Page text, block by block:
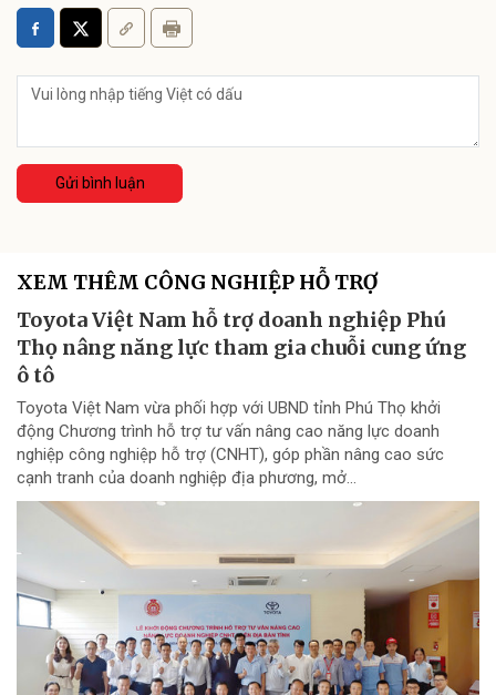
Gửi bình luận
XEM THÊM CÔNG NGHIỆP HỖ TRỢ
Toyota Việt Nam hỗ trợ doanh nghiệp Phú
Thọ nâng năng lực tham gia chuỗi cung ứng
ô tô
Toyota Việt Nam vừa phối hợp với UBND tỉnh Phú Thọ khởi
động Chương trình hỗ trợ tư vấn nâng cao năng lực doanh
nghiệp công nghiệp hỗ trợ (CNHT), góp phần nâng cao sức
cạnh tranh của doanh nghiệp địa phương, mở...